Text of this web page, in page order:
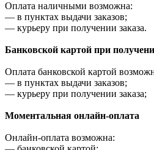
Оплата наличными возможна:
— в пунктах выдачи заказов;
— курьеру при получении заказа.
Банковской картой при
Оплата банковской картой
— в пунктах выдачи заказов;
— курьеру при получении заказа;
Моментальная онлайн-оплата
Онлайн-оплата возможна: